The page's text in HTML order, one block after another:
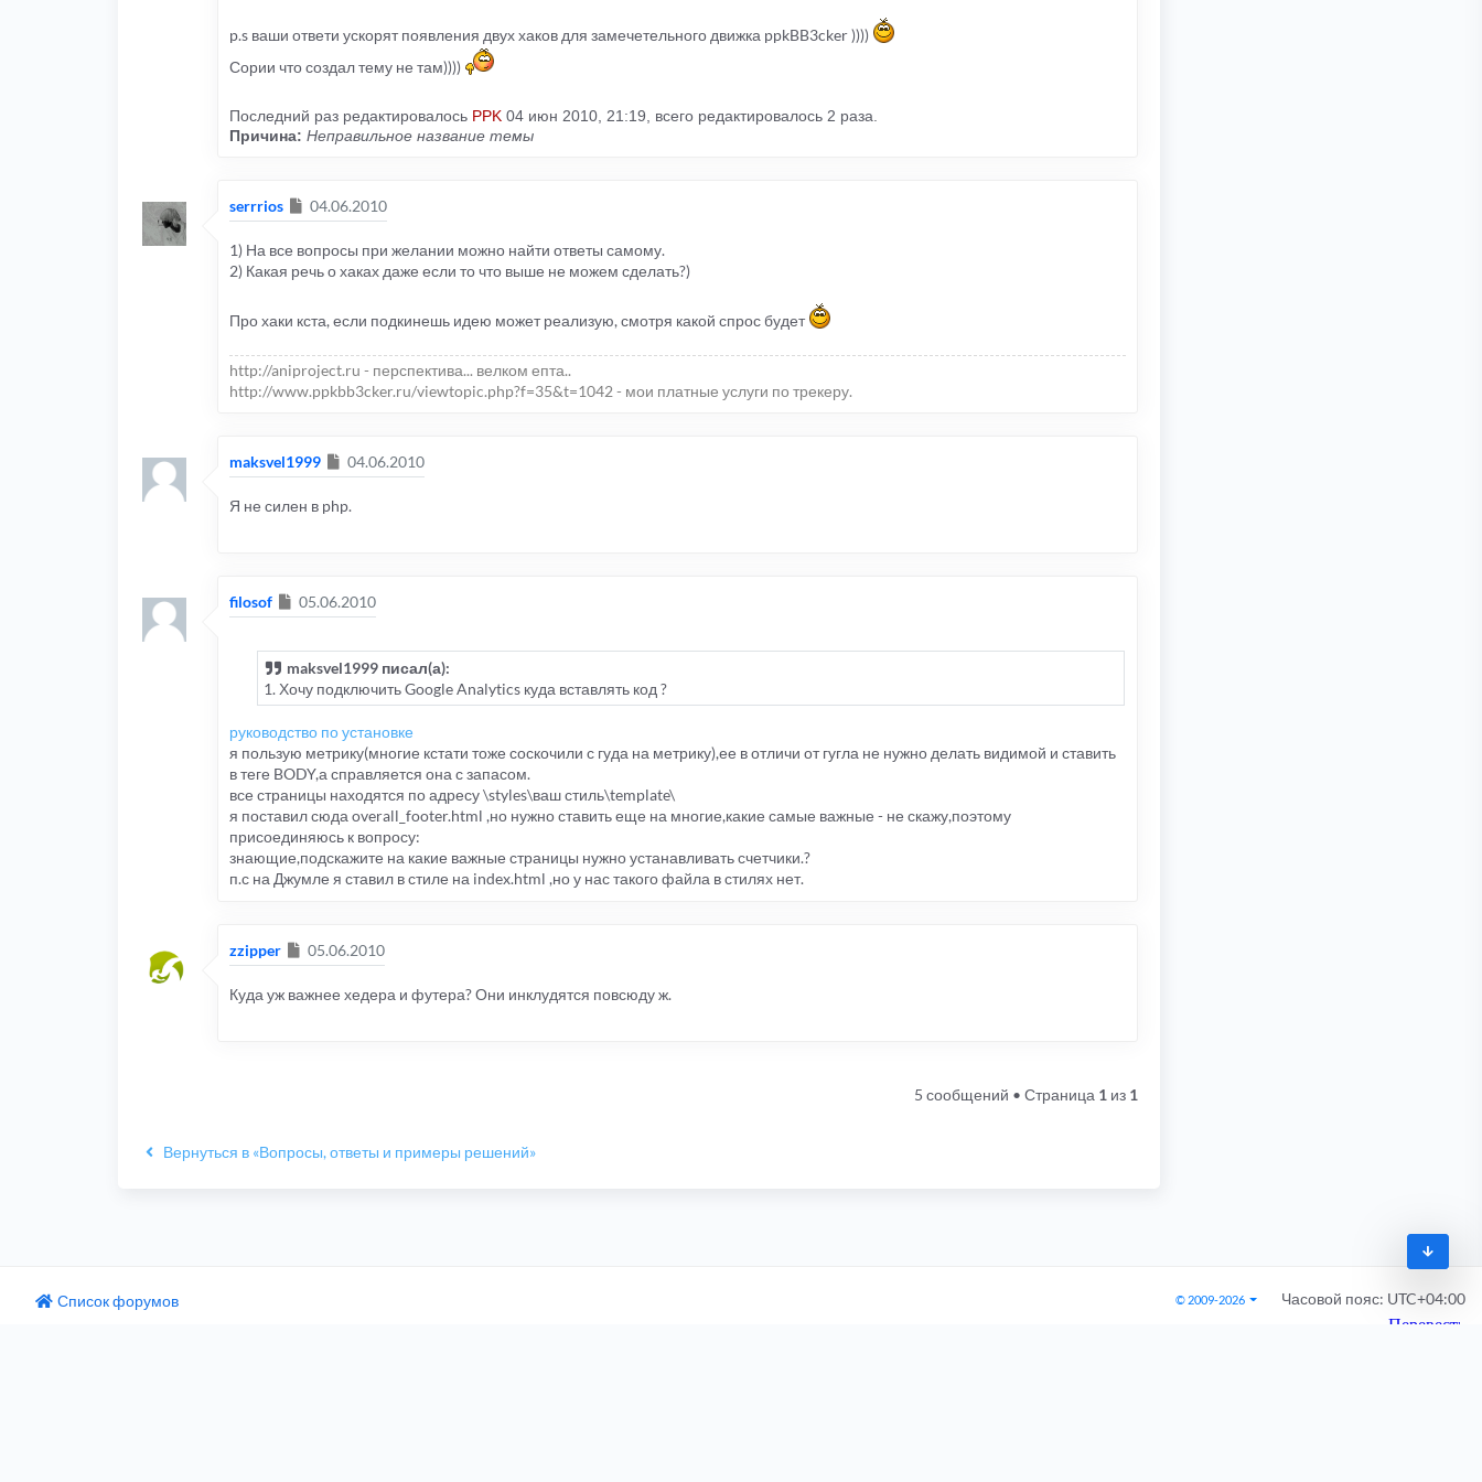
p.s ваши ответи ускорят появления двух хаков для замечетельного движка ppkBB3cker ))))
Сории что создал тему не там))))
Последний раз редактировалось PPK 04 июн 2010, 21:19, всего редактировалось 2 раза.
Причина: Неправильное название темы
serrrios Сообщение
04.06.2010
1) На все вопросы при желании можно найти ответы самому.
2) Какая речь о хаках даже если то что выше не можем сделать?)
Про хаки кста, если подкинешь идею может реализую, смотря какой спрос будет
http://aniproject.ru - перспектива... велком епта..
http://www.ppkbb3cker.ru/viewtopic.php?f=35&t=1042 - мои платные услуги по трекеру.
maksvel1999 Сообщение
04.06.2010
Я не силен в php.
filosof Сообщение
05.06.2010
maksvel1999 писал(а):
1. Хочу подключить Google Analytics куда вставлять код ?
руководство по установке
я пользую метрику(многие кстати тоже соскочили с гуда на метрику),ее в отличи от гугла не нужно делать видимой и ставить
в теге BODY,а справляется она с запасом.
все страницы находятся по адресу \styles\ваш стиль\template\
я поставил сюда overall_footer.html ,но нужно ставить еще на многие,какие самые важные - не скажу,поэтому
присоединяюсь к вопросу:
знающие,подскажите на какие важные страницы нужно устанавливать счетчики.?
п.с на Джумле я ставил в стиле на index.html ,но у нас такого файла в стилях нет.
zzipper Сообщение
05.06.2010
Куда уж важнее хедера и футера? Они инклудятся повсюду ж.
5 сообщений • Страница 1 из 1
Вернуться в «Вопросы, ответы и примеры решений»
Список форумов © 2009-2026 Часовой пояс: UTC+04:00